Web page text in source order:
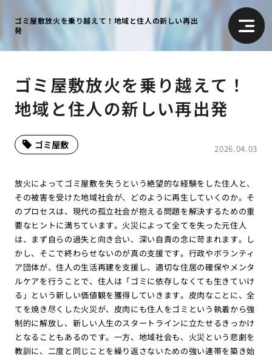
ゴミ屋敷放火を乗り越えて！地域と住人の新しい再出
発
ゴミ屋敷放火を乗り越えて！
地域と住人の新しい再出発
2026.04.03
ゴミ屋敷
放火によってゴミ屋敷を失うという絶望的な経験をした住人と、
その被害を受けた地域社会が、どのように再生していくのか。そ
のプロセスは、現代の孤立社会が抱える問題を解決するための重
要なヒントに満ちています。火災によって全てを失った元住人
は、まず自らの過失と向き合い、深い自責の念に苛まれます。し
かし、そこで終わらせないのが真の支援です。行政やボランティ
ア団体が、住人の生活再建を支援し、適切な住居の確保やメンタ
ルケアを行うことで、住人は「ゴミに依存しなくても生きていけ
る」という新しい価値観を獲得していきます。皮肉なことに、全
てを焼き尽くした火災が、皮肉にも住人をゴミという執着から強
制的に解放し、新しい人生のスタートラインに立たせるきっかけ
となることもあるのです。一方、地域社会も、火災という悲劇を
教訓に、二度と同じことを繰り返さないための強い連帯を築き始